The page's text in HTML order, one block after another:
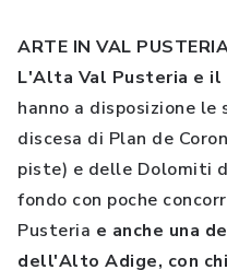
ARTE IN VAL
L'Alta Val Pusteria e
hanno a disposizione
discesa di Plan de
piste) e delle Dolomiti
fondo con poche
Pusteria e anche una
dell'Alto Adige, con